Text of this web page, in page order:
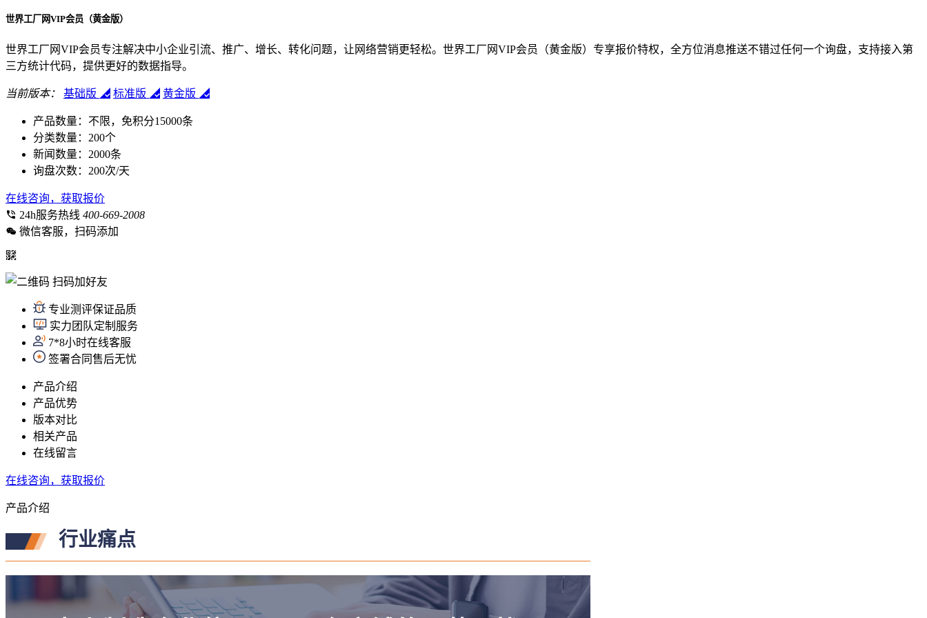
世界工厂网VIP会员（黄金版）
世界工厂网VIP会员专注解决中小企业引流、推广、增长、转化问题，让网络营销更轻松。世界工厂网VIP会员（黄金版）专享报价特权，全方位消息推送不错过任何一个询盘，支持接入第
三方统计代码，提供更好的数据指导。
当前版本： 基础版 标准版 黄金版
产品数量： 不限，免积分15000条
分类数量： 200个
新闻数量： 2000条
询盘次数： 200次/天
在线咨询，获取报价
24h服务热线 400-669-2008
微信客服，扫码添加
扫码加好友
专业测评保证品质
实力团队定制服务
7*8小时在线客服
签署合同售后无忧
产品介绍
产品优势
版本对比
相关产品
在线留言
在线咨询，获取报价
产品介绍
行业痛点